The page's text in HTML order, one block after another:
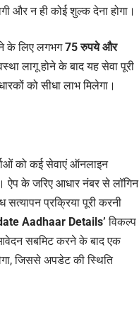
और न ही कोई शुल्क देना होगा।
के लिए लगभग75 रुपये और
लागू होने के बाद यह सेवा पूरी
को सीधा लाभ मिलेगा।
को कई सेवाएं ऑनलाइन
ऐप के जरिए आधार नंबर से लॉगिन
प्रक्रिया पूरी करनी
Aadhaar Details’ विकल्प
सबमिट करने के बाद एक
जिससे अपडेट की स्थिति